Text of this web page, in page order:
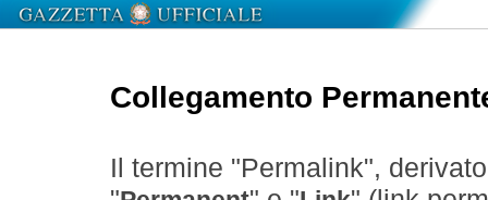
Collegamento
Il termine "Permalink",